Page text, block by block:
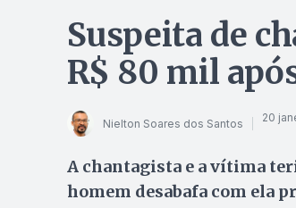
Suspeita de
R$ 80 mil
Nielton Soares dos Santos 20
A chantagista e a vítima
homem desabafa com ela